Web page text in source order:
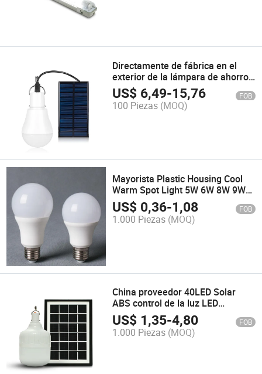
Directamente de fábrica en el
exterior de la lámpara de ahorro
de energía LED Luz Nocturna
Lámpara Solar para Casa de
Pesca Camping
US$ 6,49-15,76 FOB
100 Piezas (MOQ)
Mayorista Plastic Housing Cool
Warm Spot Light 5W 6W 8W 9W
11W 12W E27 bombilla de luces
LED
US$ 0,36-1,08 FOB
1.000 Piezas (MOQ)
China proveedor 40LED Solar
ABS control de la luz LED
recargable E27 Bombilla de luz
solar de emergencia
US$ 1,35-4,80 FOB
1.000 Piezas (MOQ)